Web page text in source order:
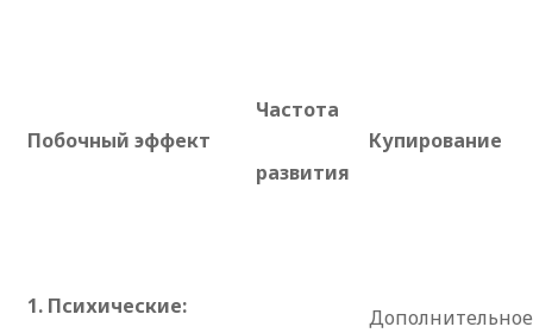
Побочный эффект
Частота
развития
Купирование
1. Психические:
Дополнительное